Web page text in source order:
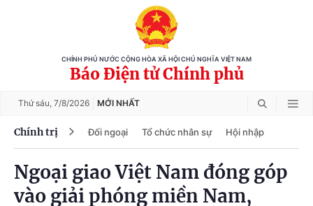
CHÍNH PHỦ NƯỚC CỘNG HÒA XÃ HỘI CHỦ NGHĨA VIỆT NAM
Báo Điện tử Chính phủ
Thứ sáu, 7/8/2026 MỚI NHẤT
Chính trị Đối ngoại Tổ chức nhân sự Hội nhập
Ngoại giao Việt Nam đóng góp
vào giải phóng miền Nam,